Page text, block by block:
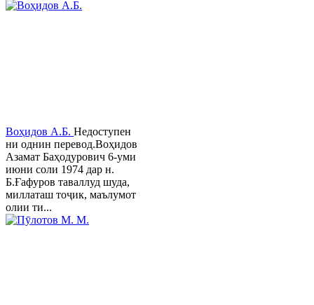
Воҳидов А.Б. Недоступен
ни однин перевод.Воҳидов
Азамат Баҳодурович 6-уми
июни соли 1974 дар н.
Б.Ғафуров таваллуд шуда,
миллаташ тоҷик, маълумот
олии ти...